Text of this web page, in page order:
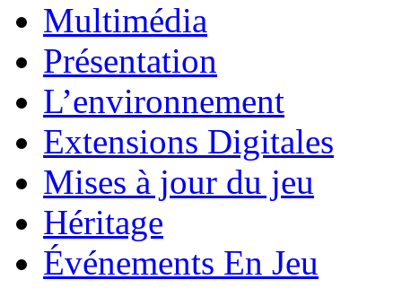
Multimédia
Présentation
L’environnement
Extensions Digitales
Mises à jour du jeu
Héritage
Événements En Jeu